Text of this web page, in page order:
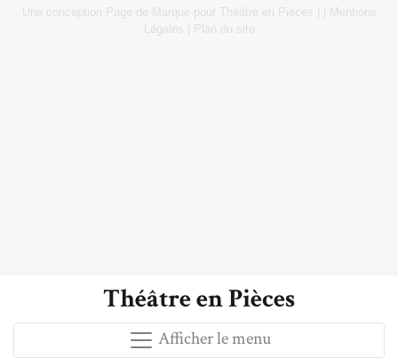
Théâtre en Pièces
Afficher le menu
Une conception Page de Marque pour Théâtre en Pièces
Mentions
Légales
Plan du site